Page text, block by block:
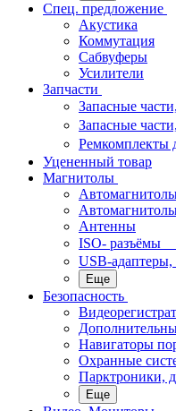
Спец. предложение
Акустика
Коммутация
Сабвуферы
Усилители
Запчасти
Запасные
Запасные
Ремкомплекты
Уцененный товар
Магнитолы
Антенны
ISO- разъёмы
USB-адаптеры,
Еще
Безопасность
Навигаторы
Охранные
Парктроники,
Еще